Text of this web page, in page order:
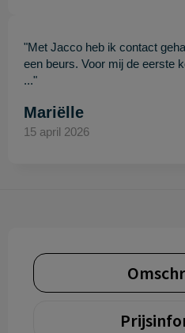
"Met Jacco heb ik contact
een beurs. Voor mij de eerste
..."
Mariëlle
15 april 2026